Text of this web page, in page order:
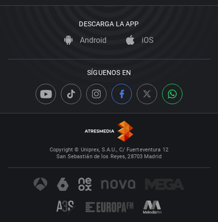
DESCARGA LA APP
Android iOS
SÍGUENOS EN
Copyright © Uniprex, S.A.U., C/ Fuerteventura 12
San Sebastián de los Reyes, 28703 Madrid